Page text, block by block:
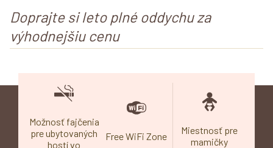
Doprajte si leto plné oddychu za
výhodnejšiu cenu
Možnosť fajčenia
pre ubytovaných
hostí vo
Free WiFi Zone
Miestnosť pre
mamičky